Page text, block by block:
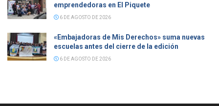
emprendedoras en El Piquete
6 DE AGOSTO DE 2026
«Embajadoras de Mis Derechos» suma nuevas
escuelas antes del cierre de la edición
6 DE AGOSTO DE 2026